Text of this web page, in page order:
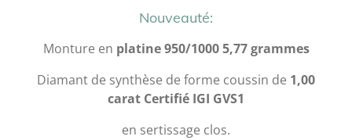
Nouveauté:
Monture en platine 950/1000 5,77 grammes
Diamant de synthèse de forme coussin de 1,00
carat Certifié IGI GVS1
en sertissage clos.